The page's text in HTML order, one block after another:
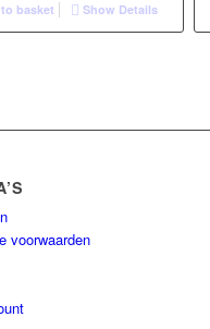
basket Show Details
voorwaarden